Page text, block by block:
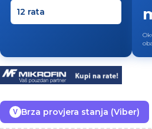
V Brza provjera stanja (Viber)